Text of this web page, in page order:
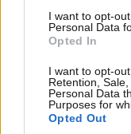
I want to opt-
Personal Data
Opted In
I want to opt-
Retention,
Personal Data
Purposes for
Opted Out
της